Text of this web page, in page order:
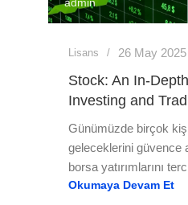
Lisans 26 May 2025
Stock: An In-
Investing and
Günümüzde birçok
geleceklerini güvence
borsa yatırımlarını
Okumaya Devam Et